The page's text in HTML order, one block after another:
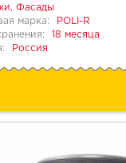
Фасады
марка:
POLI-R
18 месяца
Россия